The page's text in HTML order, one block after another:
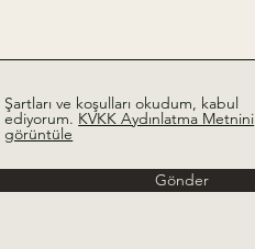
Şartları ve koşulları okudum, kabul
ediyorum. KVKK Aydınlatma Metnini
görüntüle
Gönder